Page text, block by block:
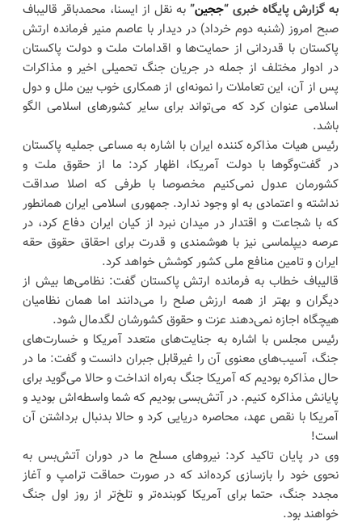
به گزارش پایگاه خبری “ججین” به نقل از ایسنا، محمدباقر قالیباف
صبح امروز (شنبه دوم خرداد) در دیدار با عاصم منیر فرمانده ارتش
پاکستان با قدردانی از حمایت‌ها و اقدامات ملت و دولت پاکستان
در ادوار مختلف از جمله در جریان جنگ تحمیلی اخیر و مذاکرات
پس از آن، این تعاملات را نمونه‌ای از همکاری خوب بین ملل و دول
اسلامی عنوان کرد که می‌تواند برای سایر کشورهای اسلامی الگو
باشد.
رئیس هیات مذاکره کننده ایران با اشاره به مساعی جملیه پاکستان
در گفت‌وگوها با دولت آمریکا، اظهار کرد: ما از حقوق ملت و
کشورمان عدول نمی‌کنیم مخصوصا با طرفی که اصلا صداقت
نداشته و اعتمادی به او وجود ندارد. جمهوری اسلامی ایران همانطور
که با شجاعت و اقتدار در میدان نبرد از کیان ایران دفاع کرد، در
عرصه دیپلماسی نیز با هوشمندی و قدرت برای احقاق حقوق حقه
ایران و تامین منافع ملی کشور کوشش خواهد کرد.
قالیباف خطاب به فرمانده ارتش پاکستان گفت: نظامی‌ها بیش از
دیگران و بهتر از همه ارزش صلح را می‌دانند اما همان نظامیان
هیچگاه اجازه نمی‌دهند عزت و حقوق کشورشان لگدمال شود.
رئیس مجلس با اشاره به جنایت‌های متعدد آمریکا و خسارت‌های
جنگ، آسیب‌های معنوی آن‌ را غیرقابل جبران دانست و گفت: ما در
حال مذاکره بودیم که آمریکا جنگ به‌راه انداخت و حالا می‌گوید برای
پایانش مذاکره کنیم. در آتش‌بسی بودیم که شما واسطه‌اش بودید و
آمریکا با نقص عهد، محاصره دریایی کرد و حالا بدنبال برداشتن آن
است!
وی در پایان تاکید کرد: نیروهای مسلح ما در دوران آتش‌بس به
نحوی خود را بازسازی کرده‌اند که در صورت حماقت ترامپ و آغاز
مجدد جنگ، حتما برای آمریکا کوبنده‌تر و تلخ‌تر از روز اول جنگ
خواهند بود.